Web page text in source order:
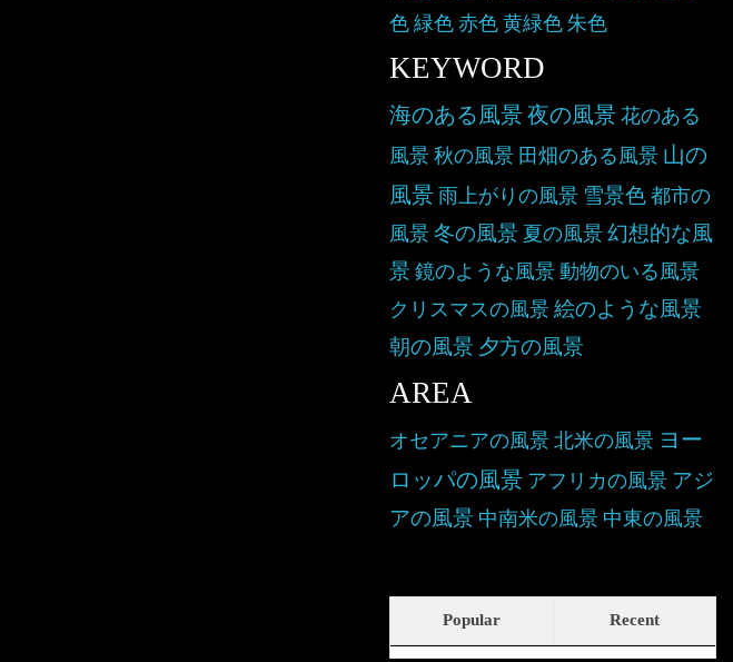
色 緑色 赤色 黄緑色 朱色
KEYWORD
海のある風景夜の風景 花のある
風景 秋の風景 田畑のある風景 山の
風景 雨上がりの風景 雪景色 都市の
風景 冬の風景 夏の風景 幻想的な風
景 鏡のような風景 動物のいる風景
クリスマスの風景 絵のような風景
朝の風景 夕方の風景
AREA
オセアニアの風景 北米の風景 ヨー
ロッパの風景 アフリカの風景 アジ
アの風景 中南米の風景 中東の風景
Popular Recent